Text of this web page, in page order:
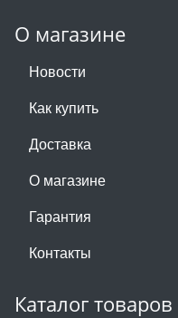
О магазине
Новости
Как купить
Доставка
О магазине
Гарантия
Контакты
Каталог товаров